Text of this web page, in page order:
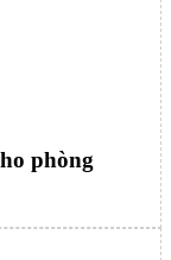
phòng